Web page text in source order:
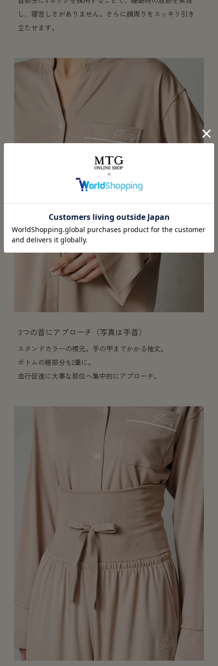
し、寝苦しさがありません。さらに顔周りをスッキリ引き
立たせます。
3つの首にアプローチ（写真は手首）
スタンドカラーの襟元。手の甲までかかる袖丈。
ボトムの裾部分も2重に。
血行促進に大事な部位へ集中的にアプローチ。